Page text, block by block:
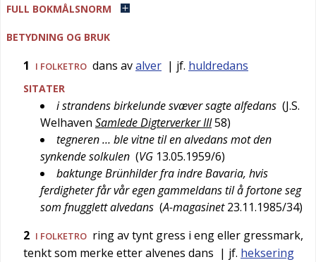
FULL BOKMÅLSNORM
BETYDNING OG BRUK
1 I FOLKETRO dans avalver | jf. huldredans
SITATER
i strandens birkelunde svæver sagte alfedans (J.S.
Welhaven Samlede Digterverker III58)
tegneren … ble vitne til en alvedans mot den
synkende solkulen (VG 13.05.1959/6)
baktunge Brünhilder fra indre Bavaria, hvis
ferdigheter får vår egen gammeldans til å fortone seg
som fnugglett alvedans (A-magasinet 23.11.1985/34)
2 I FOLKETRO ring av tynt gress i eng eller gressmark,
tenkt som merke etter alvenes dans | jf. heksering